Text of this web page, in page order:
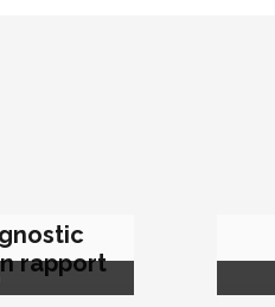
rapport